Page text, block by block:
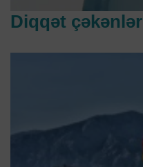
Diqqət çəkənlər